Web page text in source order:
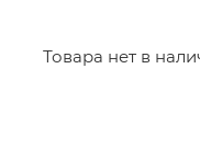
Товара нет в